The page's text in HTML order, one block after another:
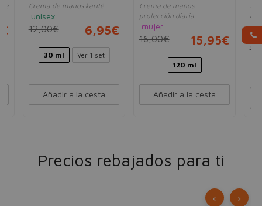
Karite
Crema de manos karité
unisex
12,00€ 6,95€
30 ml Ver 1 set
Añadir a la cesta
Crema de manos
protección diaria
mujer
16,00€ 15,95€
120 ml
Añadir a la cesta
Precios rebajados para ti
‹ ›